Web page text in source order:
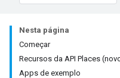
Nesta página
Começar
Recursos da API Places
Apps de exemplo